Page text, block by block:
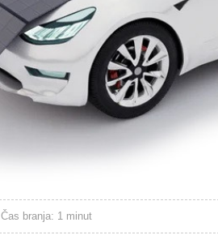
Čas branja: 1 minut